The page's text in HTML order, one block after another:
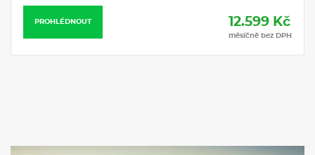
Elektricky nastavitelné bederní opěrky v předních sedadlech
Audiosystém CANTON - 14 reproduktorů včetně subwooferu
PROHLÉDNOUT 12.599 Kč
měsíčně bez DPH